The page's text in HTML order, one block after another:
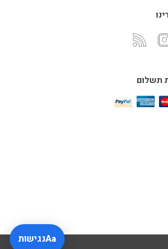
תשלום
Aaנגישות